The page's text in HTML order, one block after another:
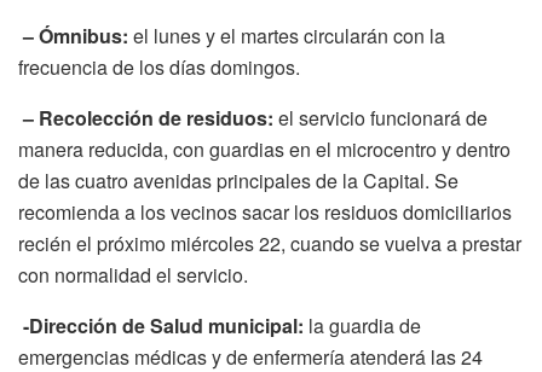
– Ómnibus: el lunes y el martes circularán con la
frecuencia de los días domingos.
– Recolección de residuos: el servicio funcionará de
manera reducida, con guardias en el microcentro y dentro
de las cuatro avenidas principales de la Capital. Se
recomienda a los vecinos sacar los residuos domiciliarios
recién el próximo miércoles 22, cuando se vuelva a prestar
con normalidad el servicio.
-Dirección de Salud municipal: la guardia de
emergencias médicas y de enfermería atenderá las 24